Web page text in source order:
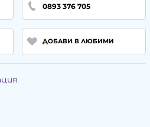
0893 376 705
ДОБАВИ В ЛЮБИМИ